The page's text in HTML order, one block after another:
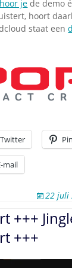
je de demo
hoort
staat een
Twitter
mail
22 juli
+++
+++